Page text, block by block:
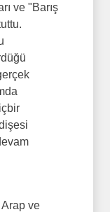
ve "Barış
ve